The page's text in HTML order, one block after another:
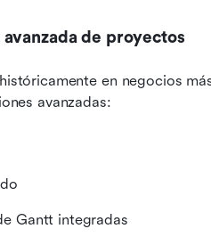
de proyectos
en negocios
avanzadas:
Gantt integradas